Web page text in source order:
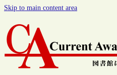
Skip to main content area